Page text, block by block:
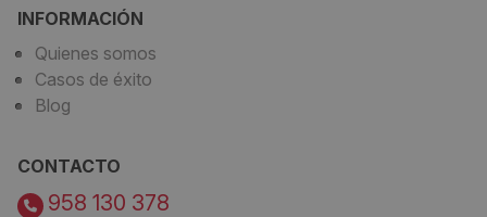
INFORMACIÓN
Quienes somos
Casos de éxito
Blog
CONTACTO
958 130 378